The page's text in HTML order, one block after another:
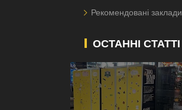
Рекомендовані заклади
ОСТАННІ СТАТТІ